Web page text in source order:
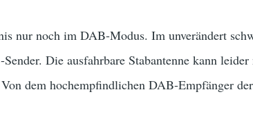
nur noch im DAB-Modus. Im unverändert
Die ausfahrbare Stabantenne kann
dem hochempfindlichen DAB-Empfänger